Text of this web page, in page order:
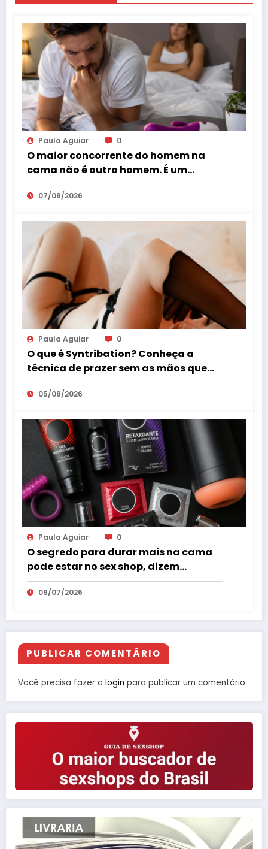
Paula Aguiar 0
O maior concorrente do homem na
cama não é outro homem. É um
vibrador?
07/08/2026
Paula Aguiar 0
O que é Syntribation? Conheça a
técnica de prazer sem as mãos que
virou tendência mundial
05/08/2026
Paula Aguiar 0
O segredo para durar mais na cama
pode estar no sex shop, dizem
especialistas em saúde sexual
09/07/2026
PUBLICAR COMENTÁRIO
Você precisa fazer o login para publicar um comentário.